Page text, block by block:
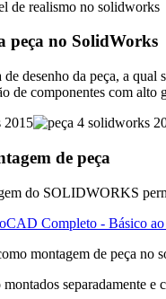
peça no SolidWorks
de desenho da peça, a
de componentes com alto
de peça
do SOLIDWORKS
montados separadamente